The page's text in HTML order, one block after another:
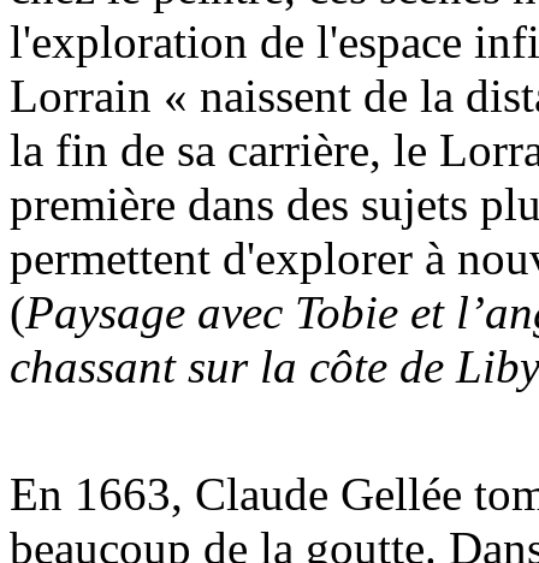
l'exploration de l'espace
Lorrain « naissent de la
la fin de sa carrière, le
première dans des sujets
permettent d'explorer à
(Paysage avec Tobie et
chassant sur la côte de
En 1663, Claude Gellée
beaucoup de la goutte.